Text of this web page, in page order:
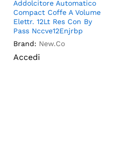
Addolcitore Automatico
Compact Coffe A Volume
Elettr. 12Lt Res Con By
Pass Nccve12Enjrbp
Brand: New.Co
Accedi